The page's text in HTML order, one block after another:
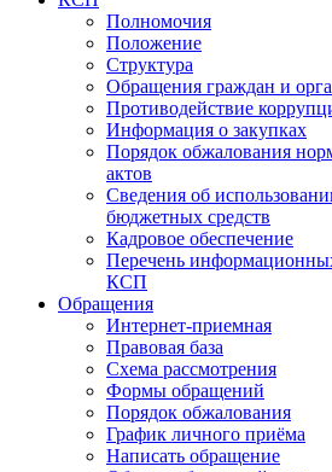
Полномочия
Положение
Структура
Обращения граждан и
Противодействие
Информация о закупках
Порядок обжалования
актов
Сведения об
бюджетных средств
Кадровое обеспечение
Перечень
КСП
Обращения
Интернет-приемная
Правовая база
Схема рассмотрения
Формы обращений
Порядок обжалования
График личного приёма
Написать обращение